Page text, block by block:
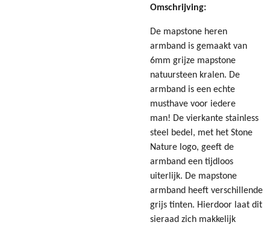
Omschrijving:
De mapstone heren
armband is gemaakt van
6mm grijze mapstone
natuursteen kralen. De
armband is een echte
musthave voor iedere
man! De vierkante stainless
steel bedel, met het Stone
Nature logo, geeft de
armband een tijdloos
uiterlijk. De mapstone
armband heeft verschillende
grijs tinten. Hierdoor laat dit
sieraad zich makkelijk